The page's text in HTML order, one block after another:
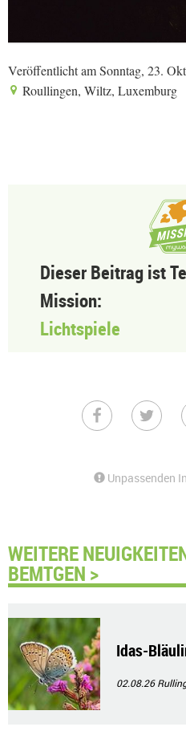
Veröffentlicht am Sonntag, 23.
Roullingen, Wiltz, Luxemburg
Dieser Beitrag ist
Mission:
Lichtspiele
Unpassenden
WEITERE
BEMTGEN >
Idas-
02.08.26